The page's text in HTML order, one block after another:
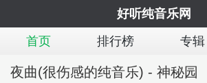
好听纯音乐网
首页
排行榜 专辑
夜曲(很伤感的纯音乐) - 神秘园